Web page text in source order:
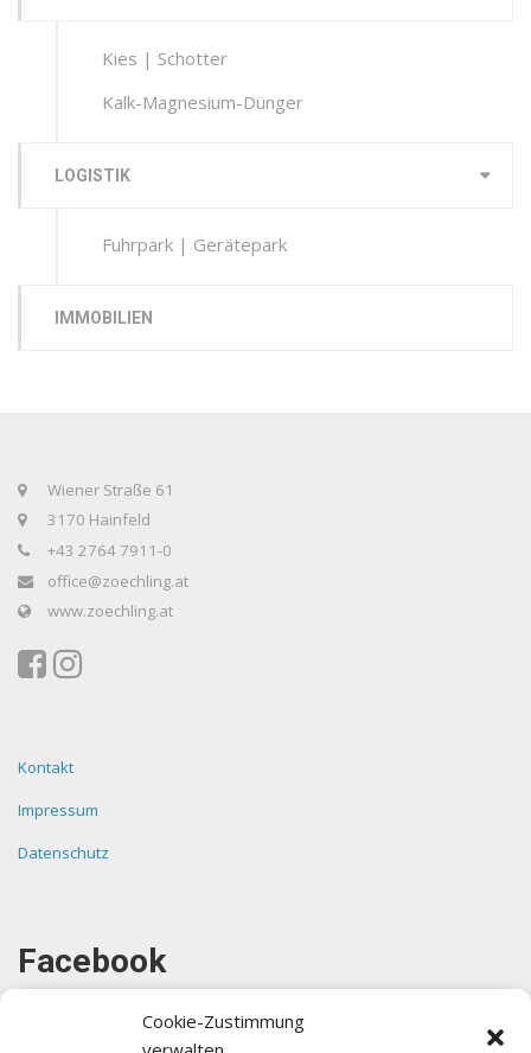
Cookie-Zustimmung
Kies | Schotter
Kalk-Magnesium-Dünger
LOGISTIK
Fuhrpark | Gerätepark
IMMOBILIEN
Wiener Straße 61
3170 Hainfeld
+43 2764 7911-0
office@zoechling.at
www.zoechling.at
Kontakt
Impressum
Datenschutz
Facebook